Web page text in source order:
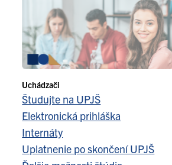
Uchádzači
Študujte na UPJŠ
Elektronická prihláška
Internáty
Uplatnenie po skončení UPJŠ